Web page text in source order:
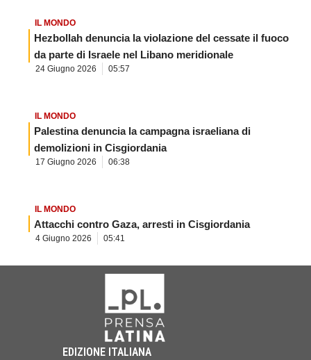
IL MONDO
Hezbollah denuncia la violazione del cessate il fuoco
da parte di Israele nel Libano meridionale
24 Giugno 2026 05:57
IL MONDO
Palestina denuncia la campagna israeliana di
demolizioni in Cisgiordania
17 Giugno 2026 06:38
IL MONDO
Attacchi contro Gaza, arresti in Cisgiordania
4 Giugno 2026 05:41
EDIZIONE ITALIANA